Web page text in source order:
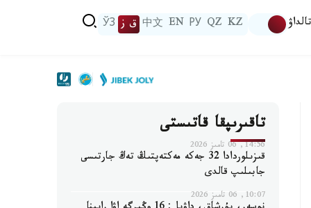
تالداۋ KZ
QZ
РУ
EN
中文 ق ز ЎЗ
تاقىرىپقا قاتىستى
14:56, 06 تامىز 2026
قىزىلوردادا 32 جەكە مەكتەپتىڭ تەڭ جارتىسى
جابىلىپ قالدى
10:07, 06 تامىز 2026